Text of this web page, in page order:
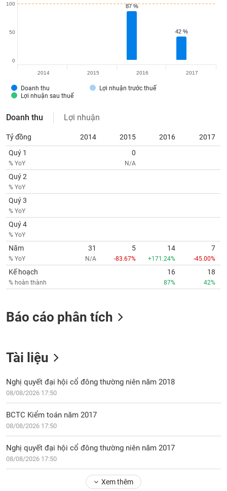
87 %
87 %
42 %
42 %
Doanh thu
Lợi nhuận trước thuế
Lợi nhuận sau thuế
0
50
100
2014 2015 2016 2017
Doanh thu Lợi nhuận
Tỷ đồng 2014 2015 2016
2017
Quý 1
% YoY
0
N/A
Quý 2
% YoY
Quý 3
% YoY
Quý 4
% YoY
Năm
% YoY
31
N/A
5
-83.67%
14
+171.24%
7
-45.00%
Kế hoạch
% hoàn thành
16
87%
18
42%
Báo cáo phân tích
Tài liệu
Nghị quyết đại hội cổ đông thường niên năm 2018
08/08/2026 17:50
BCTC Kiểm toán năm 2017
08/08/2026 17:50
Nghị quyết đại hội cổ đông thường niên năm 2017
08/08/2026 17:50
Xem thêm